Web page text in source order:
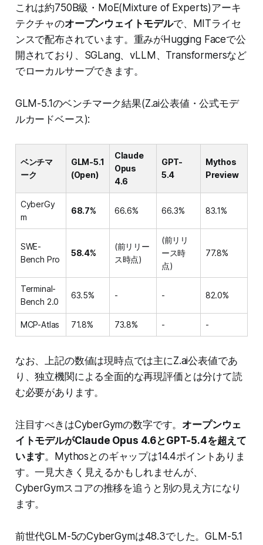
これは約750B級・MoE(Mixture of Experts)アーキ
テクチャのオープンウェイトモデルで、MITライセ
ンスで配布されています。重みがHugging Faceで公
開されており、SGLang、vLLM、Transformersなど
でローカルサーブできます。
GLM-5.1のベンチマーク結果(Z.ai公表値・公式モデ
ルカードベース):
ベンチマ
ーク
GLM-5.1
(Open)
Claude
Opus
4.6
GPT-
5.4
Mythos
Preview
CyberGy
m
68.7% 66.6% 66.3% 83.1%
SWE-
Bench Pro
58.4%
(前リリー
ス時点)
(前リリ
ース時
点)
77.8%
Terminal-
Bench 2.0
63.5% - - 82.0%
MCP-Atlas 71.8% 73.8% - -
なお、上記の数値は現時点では主にZ.ai公表値であ
り、独立機関による全面的な再現評価とは分けて読
む必要があります。
注目すべきはCyberGymの数字です。 オープンウェ
イトモデルがClaude Opus 4.6とGPT-5.4を超えて
います。Mythosとのギャップは14.4ポイントありま
す。一見大きく見えるかもしれませんが、
CyberGymスコアの推移を追うと別の見え方になり
ます。
前世代GLM-5のCyberGymは48.3でした。GLM-5.1